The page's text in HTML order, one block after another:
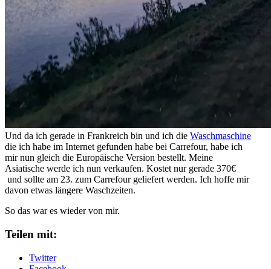
Und da ich gerade in Frankreich bin und ich die Waschmaschine
die ich habe im Internet gefunden habe bei Carrefour, habe ich
mir nun gleich die Europäische Version bestellt. Meine
Asiatische werde ich nun verkaufen. Kostet nur gerade 370€
und sollte am 23. zum Carrefour geliefert werden. Ich hoffe mir
davon etwas längere Waschzeiten.
So das war es wieder von mir.
Teilen mit:
Twitter